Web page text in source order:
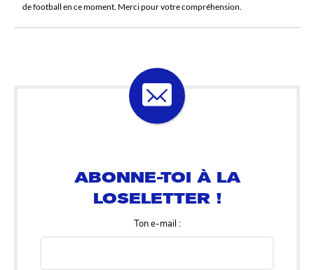
de football en ce moment. Merci pour votre compréhension.
Ton e-mail :